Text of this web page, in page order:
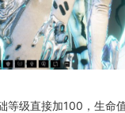
等级直接加100，生